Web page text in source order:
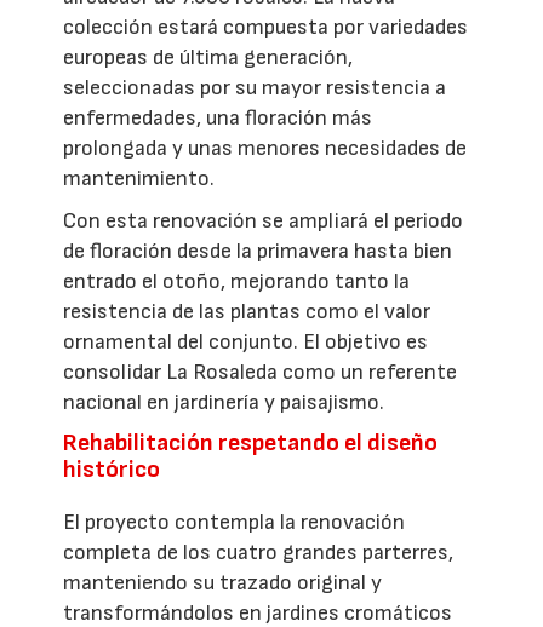
colección estará compuesta por variedades
europeas de última generación,
seleccionadas por su mayor resistencia a
enfermedades, una floración más
prolongada y unas menores necesidades de
mantenimiento.
Con esta renovación se ampliará el periodo
de floración desde la primavera hasta bien
entrado el otoño, mejorando tanto la
resistencia de las plantas como el valor
ornamental del conjunto. El objetivo es
consolidar La Rosaleda como un referente
nacional en jardinería y paisajismo.
Rehabilitación respetando el diseño
histórico
El proyecto contempla la renovación
completa de los cuatro grandes parterres,
manteniendo su trazado original y
transformándolos en jardines cromáticos